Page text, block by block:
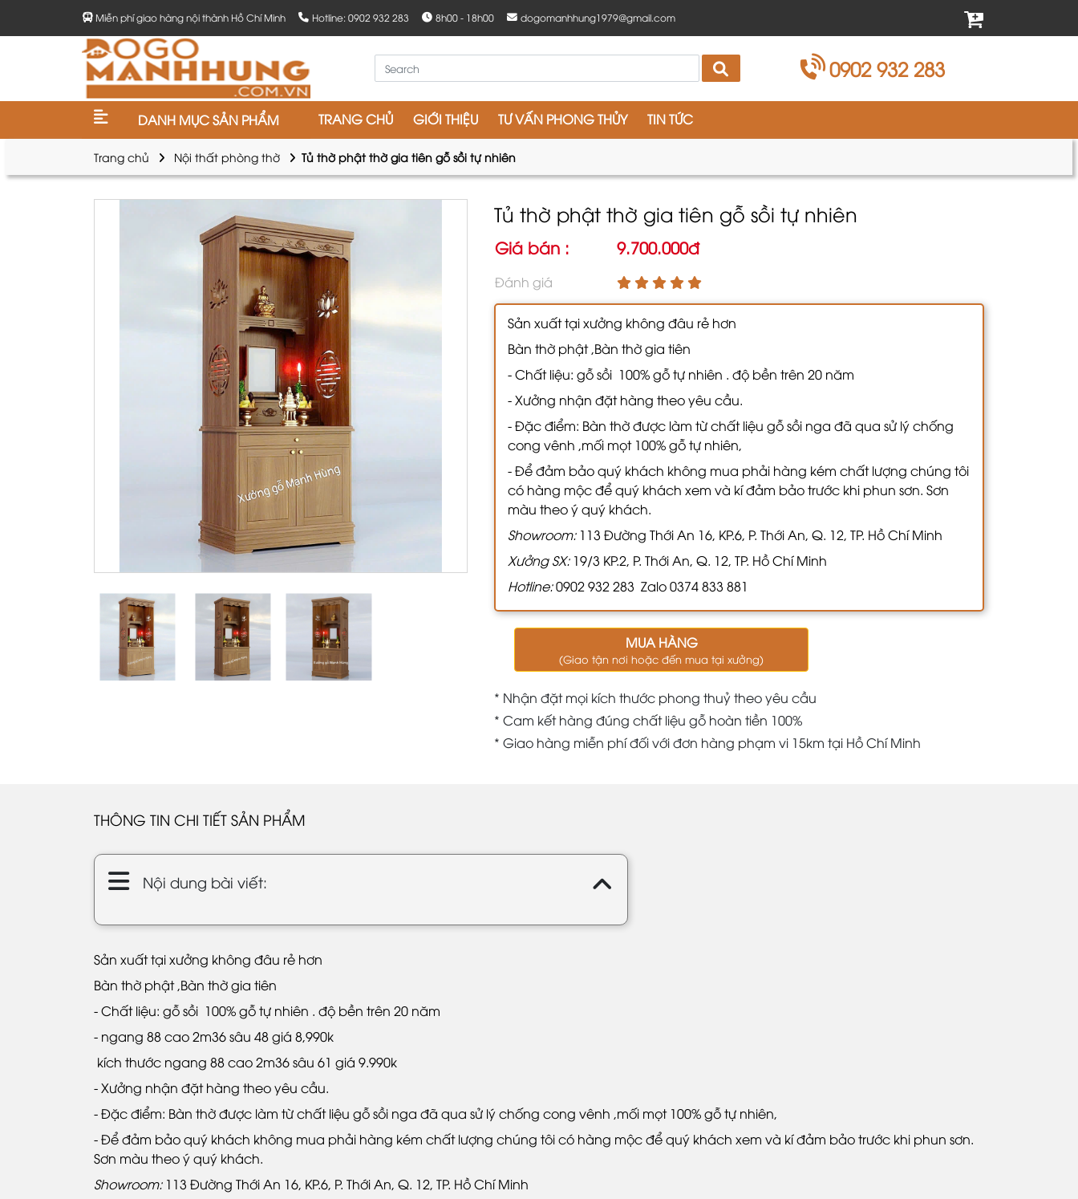
Miễn phí giao hàng nội thành Hồ Chí Minh Hotline: 0902 932 283 8h00 - 18h00 dogomanhhung1979@gmail.com
0902 932 283
DANH MỤC SẢN PHẨM TRANG CHỦ GIỚI THIỆU TƯ VẤN PHONG THỦY TIN TỨC
Trang chủ Nội thất phòng thờ Tủ thờ phật thờ gia tiên gỗ sồi tự nhiên
Tủ thờ phật thờ gia tiên gỗ sồi tự nhiên
Giá bán : 9.700.000đ
Đánh giá
Sản xuất tại xưởng không đâu rẻ hơn
Bàn thờ phật ,Bàn thờ gia tiên
- Chất liệu: gỗ sồi 100% gỗ tự nhiên . độ bền trên 20 năm
- Xưởng nhận đặt hàng theo yêu cầu.
- Đặc điểm: Bàn thờ được làm từ chất liệu gỗ sồi nga đã qua sử lý chống
cong vênh ,mối mọt 100% gỗ tự nhiên,
- Để đảm bảo quý khách không mua phải hàng kém chất lượng chúng tôi
có hàng mộc để quý khách xem và kí đảm bảo trước khi phun sơn. Sơn
màu theo ý quý khách.
Showroom:113 Đường Thới An 16, KP.6, P. Thới An, Q. 12, TP. Hồ Chí Minh
Xưởng SX:19/3 KP.2, P. Thới An, Q. 12, TP. Hồ Chí Minh
Hotline:0902 932 283 Zalo 0374 833 881
MUA HÀNG
(Giao tận nơi hoặc đến mua tại xưởng)
* Nhận đặt mọi kích thước phong thuỷ theo yêu cầu
* Cam kết hàng đúng chất liệu gỗ hoàn tiền 100%
* Giao hàng miễn phí đối với đơn hàng phạm vi 15km tại Hồ Chí Minh
THÔNG TIN CHI TIẾT SẢN PHẨM
Nội dung bài viết:
Sản xuất tại xưởng không đâu rẻ hơn
Bàn thờ phật ,Bàn thờ gia tiên
- Chất liệu: gỗ sồi 100% gỗ tự nhiên . độ bền trên 20 năm
- ngang 88 cao 2m36 sâu 48 giá 8,990k
kích thước ngang 88 cao 2m36 sâu 61 giá 9.990k
- Xưởng nhận đặt hàng theo yêu cầu.
- Đặc điểm: Bàn thờ được làm từ chất liệu gỗ sồi nga đã qua sử lý chống cong vênh ,mối mọt 100% gỗ tự nhiên,
- Để đảm bảo quý khách không mua phải hàng kém chất lượng chúng tôi có hàng mộc để quý khách xem và kí đảm bảo trước khi phun sơn.
Sơn màu theo ý quý khách.
Showroom:113 Đường Thới An 16, KP.6, P. Thới An, Q. 12, TP. Hồ Chí Minh